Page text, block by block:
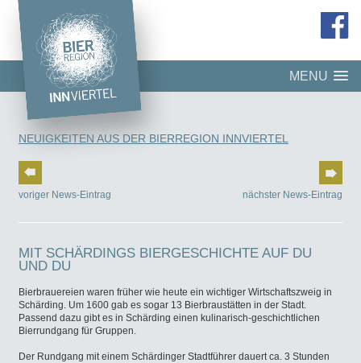
MENU
NEUIGKEITEN AUS DER BIERREGION INNVIERTEL
voriger News-Eintrag nächster News-Eintrag
MIT SCHÄRDINGS BIERGESCHICHTE AUF DU
UND DU
Bierbrauereien waren früher wie heute ein wichtiger Wirtschaftszweig in
Schärding. Um 1600 gab es sogar 13 Bierbraustätten in der Stadt.
Passend dazu gibt es in Schärding einen kulinarisch-geschichtlichen
Bierrundgang für Gruppen.
Der Rundgang mit einem Schärdinger Stadtführer dauert ca. 3 Stunden